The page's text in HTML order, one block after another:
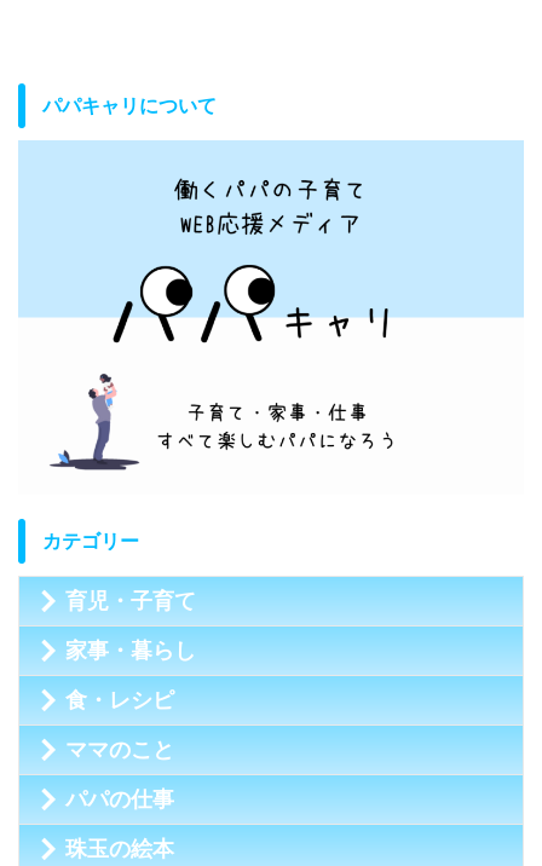
パパキャリについて
カテゴリー
育児・子育て
家事・暮らし
食・レシピ
ママのこと
パパの仕事
珠玉の絵本